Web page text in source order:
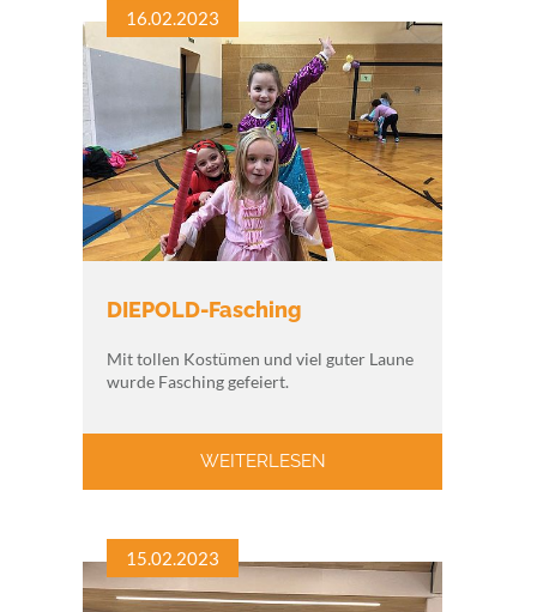
16.02.2023
DIEPOLD-Fasching
Mit tollen Kostümen und viel guter Laune
wurde Fasching gefeiert.
WEITERLESEN
15.02.2023